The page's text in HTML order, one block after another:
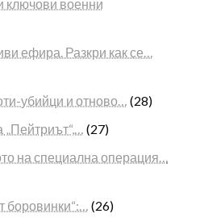
ключови военни
ефира. Разкри как се…
убийци и отново… (28)
„Пейтриът“,… (27)
на специална операция…
боровинки“:… (26)